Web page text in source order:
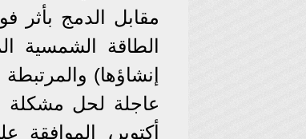
مقابل الدمج بأثر
الطاقة الشمسية